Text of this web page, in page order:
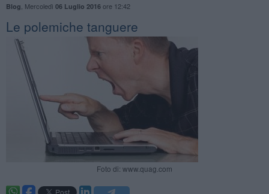
Blog Mercoledì 06 Luglio 2016ore 12:42
Le polemiche tanguere
Foto di: www.quag.com